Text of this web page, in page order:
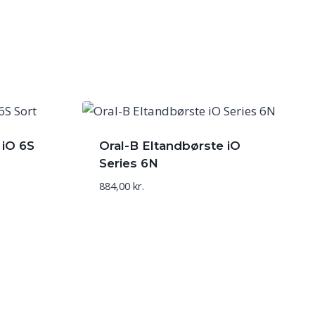
6S
Oral-B Eltandbørste iO
Series 6N
884,00 kr.